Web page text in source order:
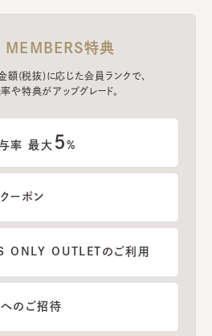
MEMBERS特典
額(税抜)に応じた会員ランクで、
や特典がアップグレード。
率 最大 5%
ーポン
ONLY OUTLETのご利用
のご招待